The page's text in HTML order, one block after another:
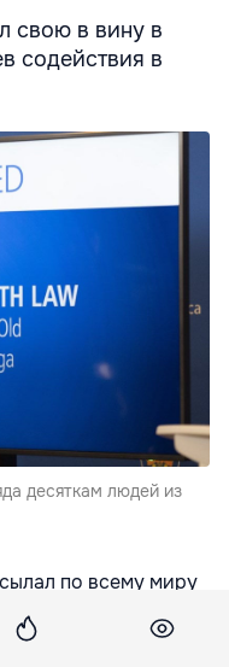
свою в вину в
содействия в
десяткам людей из
по всему миру
заказывали